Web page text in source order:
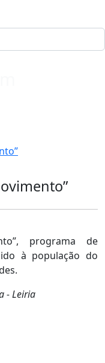
programa de
à população do
- Leiria